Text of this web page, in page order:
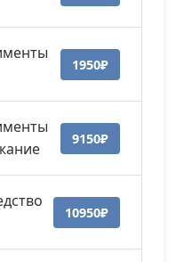
1950₽
9150₽
10950₽